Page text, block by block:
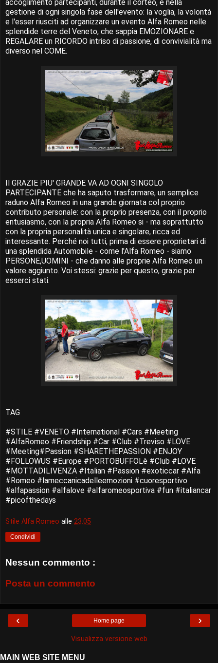
accoglimento partecipanti, durante il corteo, e nella
gestione di ogni singola fase dell'evento: la voglia, la volontà
e l'esser riusciti ad organizzare un evento Alfa Romeo nelle
splendide terre del Veneto, che sappia EMOZIONARE e
REGALARE un RICORDO intriso di passione, di convivialità ma
diverso nel COME.
Il GRAZIE PIU' GRANDE VA AD OGNI SINGOLO
PARTECIPANTE che ha saputo trasformare, un semplice
raduno Alfa Romeo in una grande giornata col proprio
contributo personale: con la proprio presenza, con il proprio
entusiasmo, con la propria Alfa Romeo si - ma soprattutto
con la propria personalità unica e singolare, ricca ed
interessante. Perché noi tutti, prima di essere proprietari di
una splendida Automobile - come l'Alfa Romeo - siamo
PERSONE,UOMINI - che danno alle proprie Alfa Romeo un
valore aggiunto. Voi stessi: grazie per questo, grazie per
esserci stati.
TAG
#STILE #VENETO #International #Cars #Meeting
#AlfaRomeo #Friendship #Car #Club #Treviso #LOVE
#Meeting#Passion #SHARETHEPASSION #ENJOY
#FOLLOWUS #Europe #PORTOBUFFOLè #Club #LOVE
#MOTTADILIVENZA #Italian #Passion #exoticcar #Alfa
#Romeo #lameccanicadelleemozioni #cuoresportivo
#alfapassion #alfalove #alfaromeosportiva #fun #italiancar
#picofthedays
Stile Alfa Romeo alle 23:05
Condividi
Nessun commento :
Posta un commento
‹ ›
Home page
Visualizza versione web
MAIN WEB SITE MENU